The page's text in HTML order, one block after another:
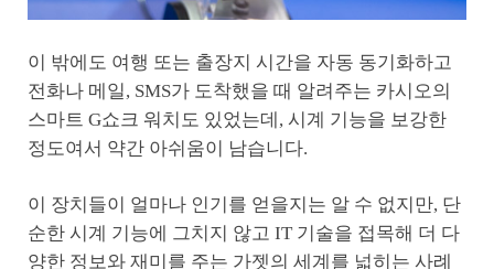
이 밖에도 여행 또는 출장지 시간을 자동 동기화하고
전화나 메일, SMS가 도착했을 때 알려주는 카시오의
스마트 G쇼크 워치도 있었는데, 시계 기능을 보강한
정도여서 약간 아쉬움이 남습니다.
이 장치들이 얼마나 인기를 얻을지는 알 수 없지만, 단
순한 시계 기능에 그치지 않고 IT 기술을 접목해 더 다
양한 정보와 재미를 주는 가젯의 세계를 넓히는 사례